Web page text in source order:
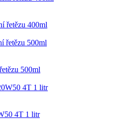
řetězu 400ml
500ml
4T 1 litr